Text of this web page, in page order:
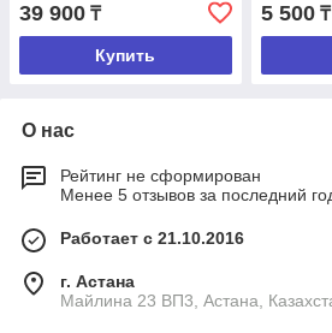
39 900 ₸
Купить
5 500₸
О нас
Рейтинг не сформирован
Менее 5 отзывов за последний
Работает с 21.10.2016
г. Астана
Майлина 23 ВП3, Астана,